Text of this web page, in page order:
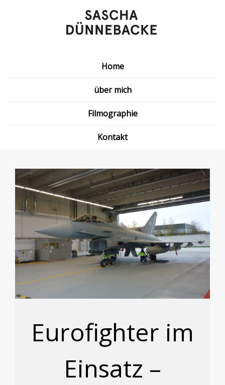
Home
über mich
Filmographie
Kontakt
Eurofighter im
Einsatz –